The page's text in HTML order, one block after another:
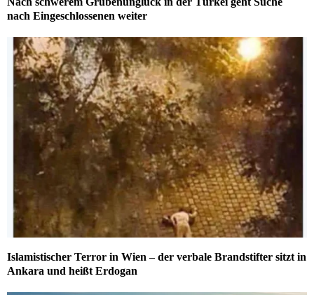
nach Eingeschlossenen weiter
Islamistischer Terror in Wien – der verbale Brandstifter sitzt in
Ankara und heißt Erdogan